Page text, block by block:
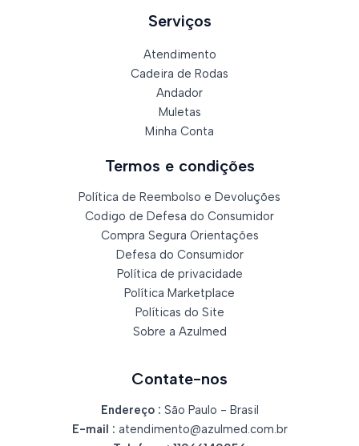
Serviços
Atendimento
Cadeira de Rodas
Andador
Muletas
Minha Conta
Termos e condições
Política de Reembolso e Devoluções
Codigo de Defesa do Consumidor
Compra Segura Orientações
Defesa do Consumidor
Política de privacidade
Política Marketplace
Políticas do Site
Sobre a Azulmed
Contate-nos
Endereço : São Paulo - Brasil
E-mail : atendimento@azulmed.com.br